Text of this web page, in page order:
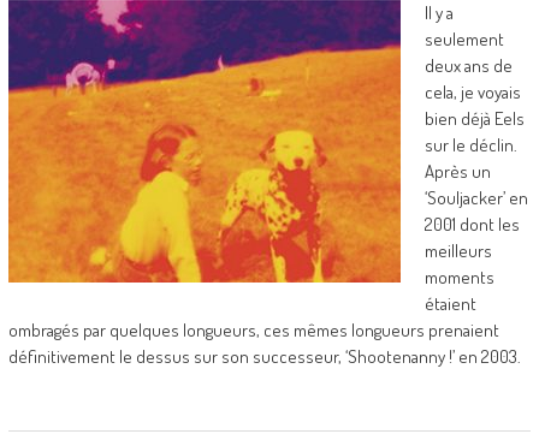
Il y a
seulement
deux ans de
cela, je voyais
bien déjà Eels
sur le déclin.
Après un
‘Souljacker’ en
2001 dont les
meilleurs
moments
étaient
ombragés par quelques longueurs, ces mêmes longueurs prenaient
définitivement le dessus sur son successeur, ‘Shootenanny !’ en 2003.